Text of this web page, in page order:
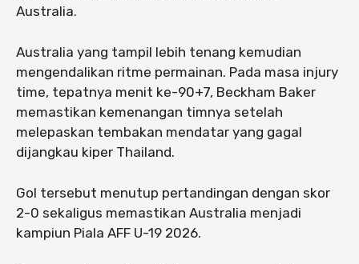
Australia.
Australia yang tampil lebih tenang kemudian
mengendalikan ritme permainan. Pada masa injury
time, tepatnya menit ke-90+7, Beckham Baker
memastikan kemenangan timnya setelah
melepaskan tembakan mendatar yang gagal
dijangkau kiper Thailand.
Gol tersebut menutup pertandingan dengan skor
2-0 sekaligus memastikan Australia menjadi
kampiun Piala AFF U-19 2026.